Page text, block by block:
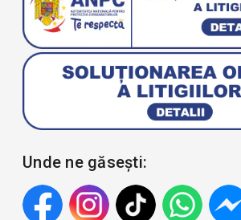
Unde ne găsești: